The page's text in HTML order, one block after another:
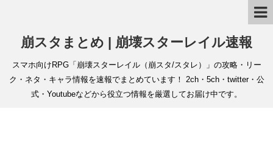
崩スタまとめ | 崩壊スターレイル速報
スマホ向けRPG「崩壊スターレイル（崩スタ/スタレ）」の攻略・リー
ク・ネタ・キャラ情報を速報でまとめています！ 2ch・5ch・twitter・公
式・Youtubeなどから役立つ情報を厳選してお届け中です。